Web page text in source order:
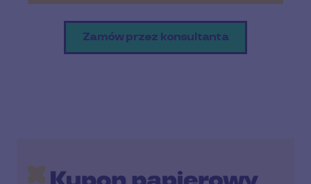
Zamów przez konsultanta